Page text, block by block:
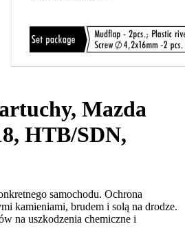
Mazda
HTB/SDN,
samochodu. Ochrona
kamieniami, brudem i solą na drodze.
na uszkodzenia chemiczne i